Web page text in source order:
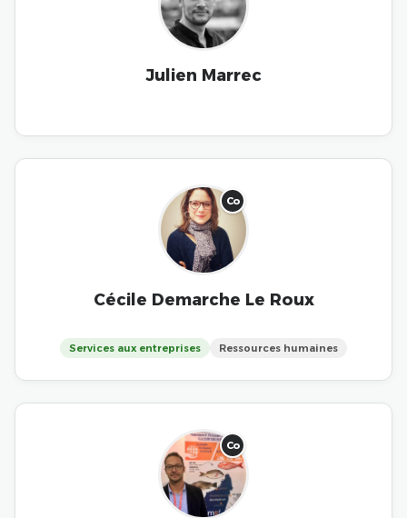
Julien Marrec
Co
Cécile Demarche Le Roux
Services aux entreprises Ressources humaines
Co